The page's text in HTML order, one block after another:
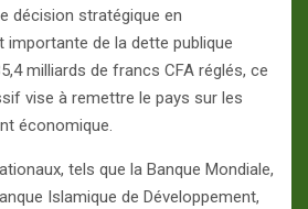
décision stratégique en
importante de la dette publique
milliards de francs CFA réglés, ce
vise à remettre le pays sur les
économique.
tels que la Banque Mondiale,
Islamique de Développement,